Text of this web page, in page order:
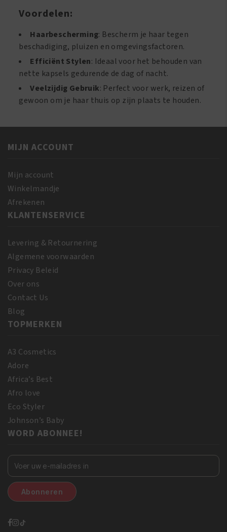
Voordelen:
Haarbescherming: Bescherm je haar tegen
beschadiging, pluizen en omgevingsfactoren.
Efficiënt Stylen: Ideaal voor het behouden van
nette kapsels gedurende de dag of nacht.
Veelzijdig Gebruik: Perfect voor werk, reizen of
gewoon om je haar thuis op zijn plaats te houden.
MIJN ACCOUNT
Mijn account
Winkelmandje
Afrekenen
KLANTENSERVICE
Levering & Retournering
Algemene voorwaarden
Privacy Beleid
Over ons
Contact Us
Blog
TOPMERKEN
A3 Cosmetics
Adore
Africa’s Best
Afro love
Eco Styler
Johnson’s Baby
WORD ABONNEE!